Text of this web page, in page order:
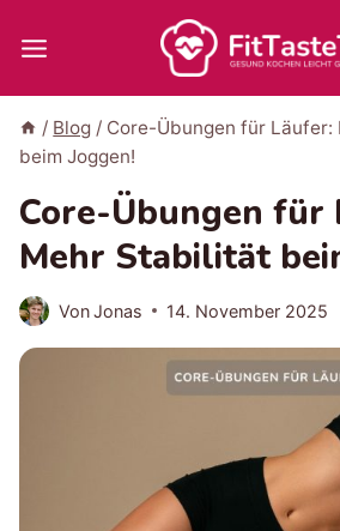
Inhalt
/ Blog / Core-Übungen für
beim Joggen!
Core-Übungen für
Mehr Stabilität
VonJonas 14. November 2025